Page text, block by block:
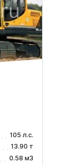
105 л.с.
13.90 т
0.58 м3